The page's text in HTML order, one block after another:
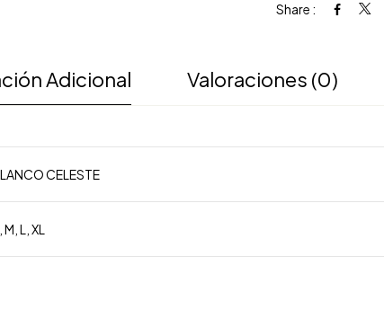
Share :
Adicional Valoraciones (0)
CELESTE
M L XL